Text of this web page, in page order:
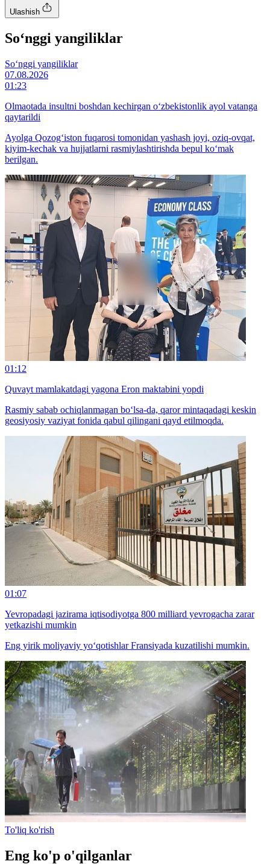
Ulashish
So‘nggi yangiliklar
So‘nggi yangiliklar
07.08.2026
01:23
Olmaotada insultni boshdan kechirgan o‘zbekistonlik ayol vatanga
qaytarildi
Ayolga Qozog‘iston fuqarosi tomonidan yashash joyi, oziq-ovqat,
kiyim-kechak va hujjatlarni rasmiylashtirishda bepul ko‘mak
berilgan.
01:12
Quvayt mamlakatdagi yagona Eron maktabini yopdi
Rasmiy sabab ochiqlanmagan bo‘lsa-da, qaror mintaqadagi keskin
geosiyosiy vaziyat fonida qabul qilingani qayd etilmoqda.
01:07
Yevropadagi jazirama iqtisodiyotga 800 milliard yevrogacha zarar
yetkazishi mumkin
Eng yirik moliyaviy yo‘qotishlar Fransiyada kuzatilishi mumkin.
To'liq ko'rish
Eng ko'p o'qilganlar